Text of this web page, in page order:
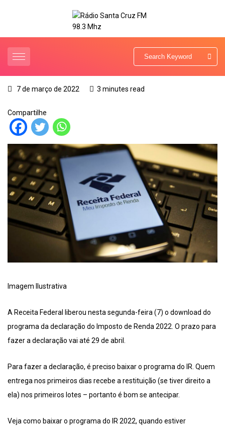
7 de março de 2022 3 minutes read
Compartilhe
Imagem Ilustrativa
A Receita Federal liberou nesta segunda-feira (7) o download do
programa da declaração do Imposto de Renda 2022. O prazo para
fazer a declaração vai até 29 de abril.
Para fazer a declaração, é preciso baixar o programa do IR. Quem
entrega nos primeiros dias recebe a restituição (se tiver direito a
ela) nos primeiros lotes – portanto é bom se antecipar.
Veja como baixar o programa do IR 2022, quando estiver